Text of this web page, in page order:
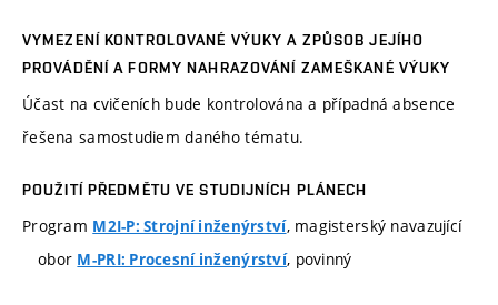
VYMEZENÍ KONTROLOVANÉ VÝUKY A ZPŮSOB JEJÍHO
PROVÁDĚNÍ A FORMY NAHRAZOVÁNÍ ZAMEŠKANÉ VÝUKY
Účast na cvičeních bude kontrolována a případná absence
řešena samostudiem daného tématu.
POUŽITÍ PŘEDMĚTU VE STUDIJNÍCH PLÁNECH
Program M2I-P: Strojní inženýrství, magisterský navazující
obor M-PRI: Procesní inženýrství, povinný